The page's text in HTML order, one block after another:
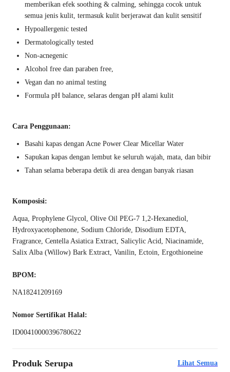
memberikan efek soothing & calming, sehingga cocok untuk
semua jenis kulit, termasuk kulit berjerawat dan kulit sensitif
Hypoallergenic tested
Dermatologically tested
Non-acnegenic
Alcohol free dan paraben free,
Vegan dan no animal testing
Formula pH balance, selaras dengan pH alami kulit
Cara Penggunaan:
Basahi kapas dengan Acne Power Clear Micellar Water
Sapukan kapas dengan lembut ke seluruh wajah, mata, dan bibir
Tahan selama beberapa detik di area dengan banyak riasan
Komposisi:
Aqua, Prophylene Glycol, Olive Oil PEG-7 1,2-Hexanediol,
Hydroxyacetophenone, Sodium Chloride, Disodium EDTA,
Fragrance, Centella Asiatica Extract, Salicylic Acid, Niacinamide,
Salix Alba (Willow) Bark Extract, Vanilin, Ectoin, Ergothioneine
BPOM:
NA18241209169
Nomor Sertifikat Halal:
ID00410000396780622
Produk Serupa Lihat Semua